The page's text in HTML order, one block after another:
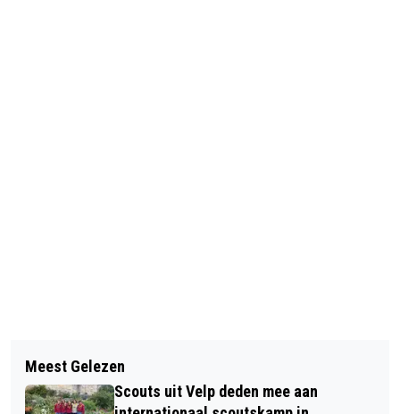
MEEDOEN! MEERJARENBELEIDSKADER
SOCIAAL DOMEIN
CARNAVAL BIJ DE
FREDERICUSSCHOOL MET DE
Meest Gelezen
Scouts uit Velp deden mee aan